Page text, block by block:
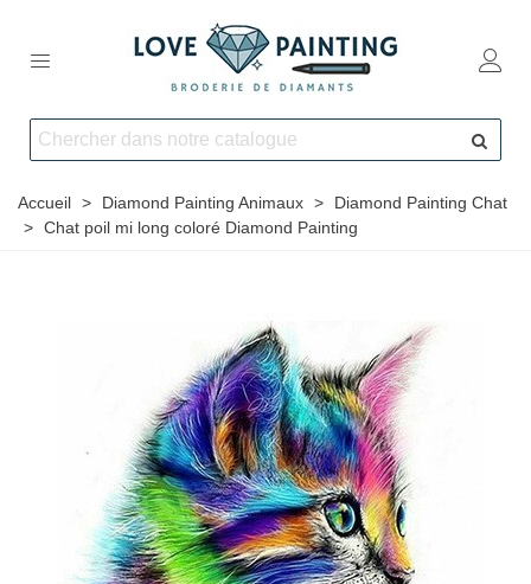
Accueil > Diamond Painting Animaux >
Diamond Painting Chat
> Chat poil mi long coloré Diamond Painting